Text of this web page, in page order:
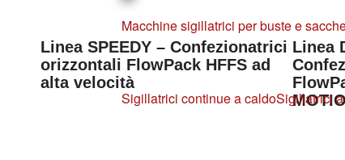
Macchine sigillatrici per buste e
Sigillatrici continue a caldoSigillatrici
Linea SPEEDY – Confezionatrici
orizzontali FlowPack HFFS ad
alta velocità
Linea